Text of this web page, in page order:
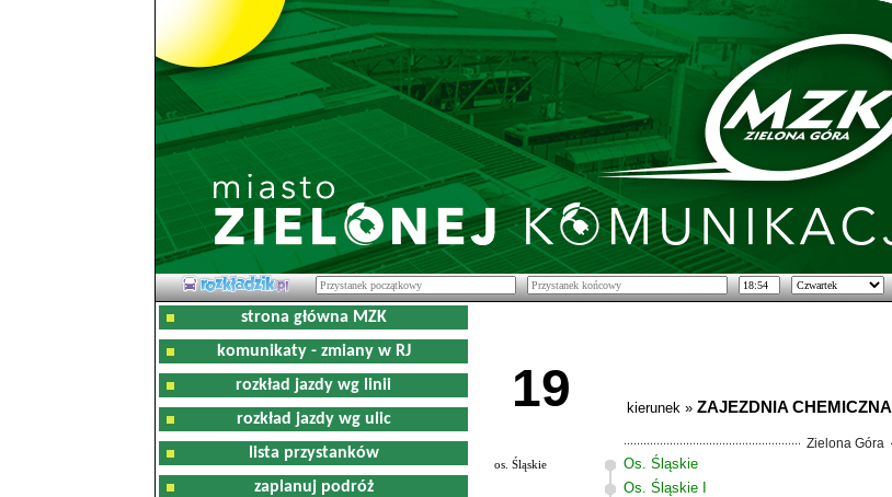
strona główna MZK
komunikaty - zmiany w RJ
rozkład jazdy wg linii
rozkład jazdy wg ulic
lista przystanków
zaplanuj podróż
19 kierunek » ZAJEZDNIA CHEMICZNA
Zielona Góra
os. Śląskie Os. Śląskie
Os. Śląskie I